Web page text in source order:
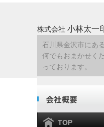
株式会社 小林太一
石川県金沢市にあ
何でもおまかせく
っております。
TOP